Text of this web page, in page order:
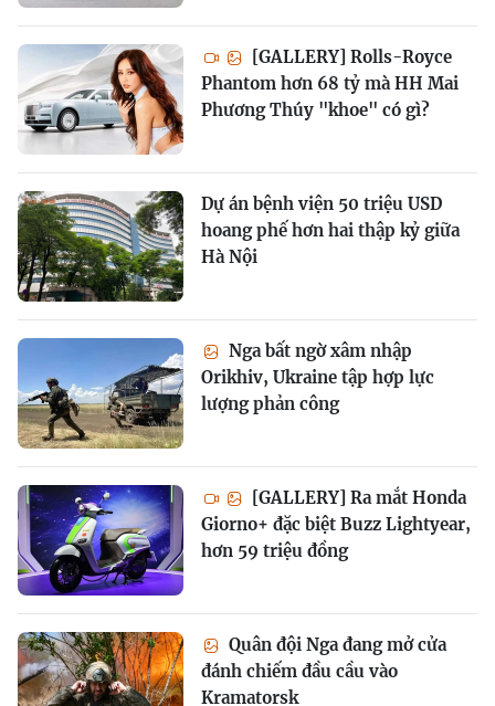
[GALLERY] Rolls-Royce
Phantom hơn 68 tỷ mà HH Mai
Phương Thúy "khoe" có gì?
Dự án bệnh viện 50 triệu USD
hoang phế hơn hai thập kỷ giữa
Hà Nội
Nga bất ngờ xâm nhập
Orikhiv, Ukraine tập hợp lực
lượng phản công
[GALLERY] Ra mắt Honda
Giorno+ đặc biệt Buzz Lightyear,
hơn 59 triệu đồng
Quân đội Nga đang mở cửa
đánh chiếm đầu cầu vào
Kramatorsk